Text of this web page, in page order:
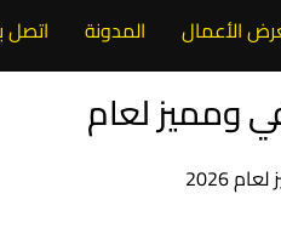
الأعمال المدونة اتصل
ومميز لعام
2026